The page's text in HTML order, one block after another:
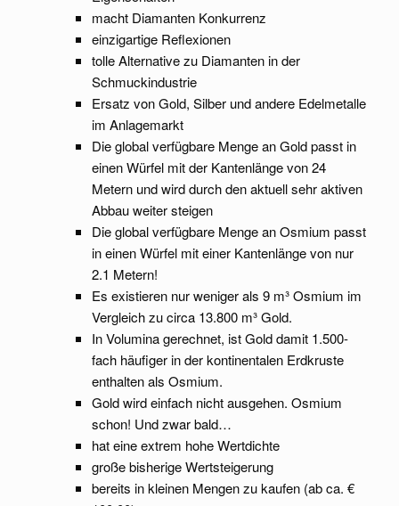
macht Diamanten Konkurrenz
einzigartige Reflexionen
tolle Alternative zu Diamanten in der
Schmuckindustrie
Ersatz von Gold, Silber und andere Edelmetalle
im Anlagemarkt
Die global verfügbare Menge an Gold passt in
einen Würfel mit der Kantenlänge von 24
Metern und wird durch den aktuell sehr aktiven
Abbau weiter steigen
Die global verfügbare Menge an Osmium passt
in einen Würfel mit einer Kantenlänge von nur
2.1 Metern!
Es existieren nur weniger als 9 m³ Osmium im
Vergleich zu circa 13.800 m³ Gold.
In Volumina gerechnet, ist Gold damit 1.500-
fach häufiger in der kontinentalen Erdkruste
enthalten als Osmium.
Gold wird einfach nicht ausgehen. Osmium
schon! Und zwar bald…
hat eine extrem hohe Wertdichte
große bisherige Wertsteigerung
bereits in kleinen Mengen zu kaufen (ab ca. €